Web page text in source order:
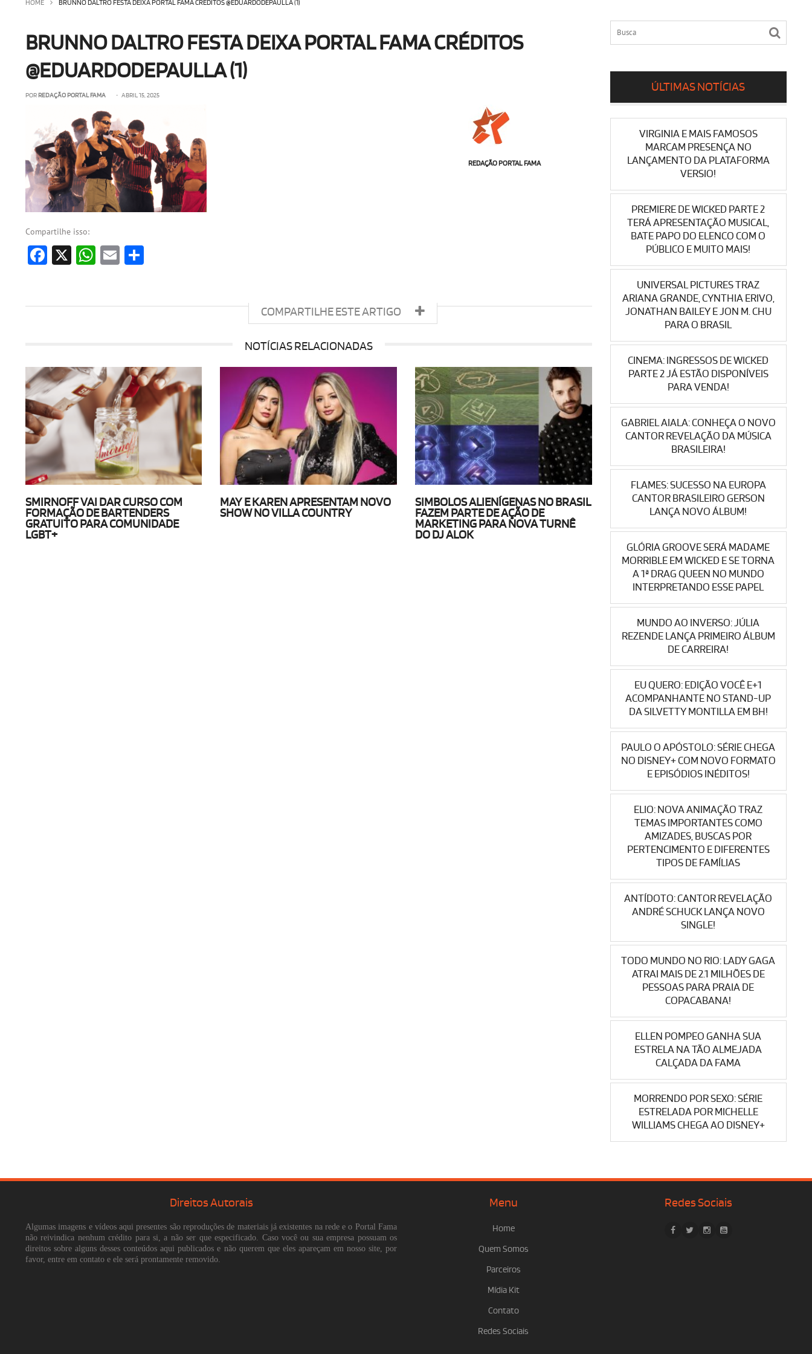
HOME BRUNNO DALTRO FESTA DEIXA PORTAL FAMA CRÉDITOS @EDUARDODEPAULLA (1)
BRUNNO DALTRO FESTA DEIXA PORTAL FAMA CRÉDITOS
@EDUARDODEPAULLA (1)
POR REDAÇÃO PORTAL FAMA • ABRIL 15, 2025
REDAÇÃO PORTAL FAMA
Compartilhe isso:
Facebook
X WhatsApp
Email
COMPARTILHE ESTE ARTIGO
NOTÍCIAS RELACIONADAS
SMIRNOFF VAI DAR CURSO COM
FORMAÇÃO DE BARTENDERS
GRATUITO PARA COMUNIDADE
LGBT+
MAY E KAREN APRESENTAM NOVO
SHOW NO VILLA COUNTRY
SIMBOLOS ALIENÍGENAS NO BRASIL
FAZEM PARTE DE AÇÃO DE
MARKETING PARA NOVA TURNÊ
DO DJ ALOK
ÚLTIMAS NOTÍCIAS
VIRGINIA E MAIS FAMOSOS
MARCAM PRESENÇA NO
LANÇAMENTO DA PLATAFORMA
VERSIO!
PREMIERE DE WICKED PARTE 2
TERÁ APRESENTAÇÃO MUSICAL,
BATE PAPO DO ELENCO COM O
PÚBLICO E MUITO MAIS!
UNIVERSAL PICTURES TRAZ
ARIANA GRANDE, CYNTHIA ERIVO,
JONATHAN BAILEY E JON M. CHU
PARA O BRASIL
CINEMA: INGRESSOS DE WICKED
PARTE 2 JÁ ESTÃO DISPONÍVEIS
PARA VENDA!
GABRIEL AIALA: CONHEÇA O NOVO
CANTOR REVELAÇÃO DA MÚSICA
BRASILEIRA!
FLAMES: SUCESSO NA EUROPA
CANTOR BRASILEIRO GERSON
LANÇA NOVO ÁLBUM!
GLÓRIA GROOVE SERÁ MADAME
MORRIBLE EM WICKED E SE TORNA
A 1ª DRAG QUEEN NO MUNDO
INTERPRETANDO ESSE PAPEL
MUNDO AO INVERSO: JÚLIA
REZENDE LANÇA PRIMEIRO ÁLBUM
DE CARREIRA!
EU QUERO: EDIÇÃO VOCÊ E+1
ACOMPANHANTE NO STAND-UP
DA SILVETTY MONTILLA EM BH!
PAULO O APÓSTOLO: SÉRIE CHEGA
NO DISNEY+ COM NOVO FORMATO
E EPISÓDIOS INÉDITOS!
ELIO: NOVA ANIMAÇÃO TRAZ
TEMAS IMPORTANTES COMO
AMIZADES, BUSCAS POR
PERTENCIMENTO E DIFERENTES
TIPOS DE FAMÍLIAS
ANTÍDOTO: CANTOR REVELAÇÃO
ANDRÉ SCHUCK LANÇA NOVO
SINGLE!
TODO MUNDO NO RIO: LADY GAGA
ATRAI MAIS DE 2.1 MILHÕES DE
PESSOAS PARA PRAIA DE
COPACABANA!
ELLEN POMPEO GANHA SUA
ESTRELA NA TÃO ALMEJADA
CALÇADA DA FAMA
MORRENDO POR SEXO: SÉRIE
ESTRELADA POR MICHELLE
WILLIAMS CHEGA AO DISNEY+
Direitos Autorais
Algumas imagens e vídeos aqui presentes são reproduções de materiais já existentes na rede e o Portal Fama
não reivindica nenhum crédito para si, a não ser que especificado. Caso você ou sua empresa possuam os
direitos sobre alguns desses conteúdos aqui publicados e não querem que eles apareçam em nosso site, por
favor, entre em contato e ele será prontamente removido.
Menu
Home
Quem Somos
Parceiros
Mídia Kit
Contato
Redes Sociais
Redes Sociais